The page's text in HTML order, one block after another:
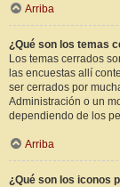
Arriba
¿Qué son los temas
Los temas cerrados
las encuestas allí
ser cerrados por
Administración o un
dependiendo de los
Arriba
¿Qué son los iconos